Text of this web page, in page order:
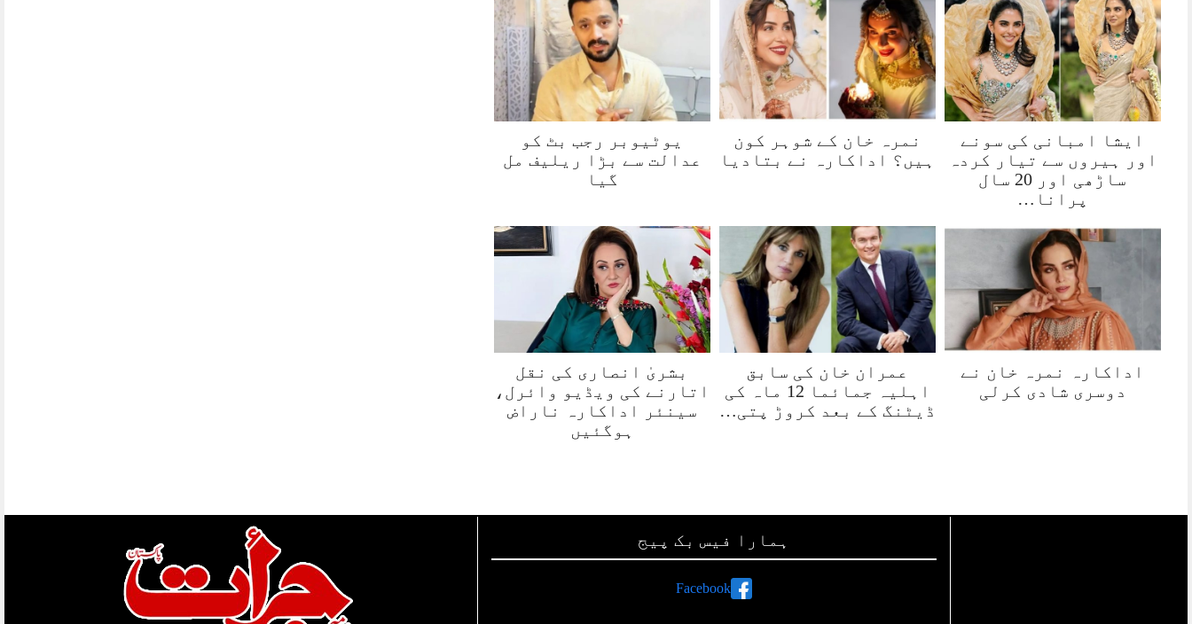
ایشا امبانی کی سونے
اور ہیروں سے تیار کردہ
ساڑھی اور 20 سال
پرانا…
نمرہ خان کے شوہر کون
ہیں؟ اداکارہ نے بتادیا
یوٹیوبر رجب بٹ کو
عدالت سے بڑا ریلیف مل
گیا
اداکارہ نمرہ خان نے
دوسری شادی کرلی
عمران خان کی سابق
اہلیہ جمائما 12 ماہ کی
ڈیٹنگ کے بعد کروڑ پتی…
بشریٰ انصاری کی نقل
اتارنے کی ویڈیو وائرل،
سینئر اداکارہ ناراض
ہوگئیں
ہمارا فیس بک پیج
Facebook